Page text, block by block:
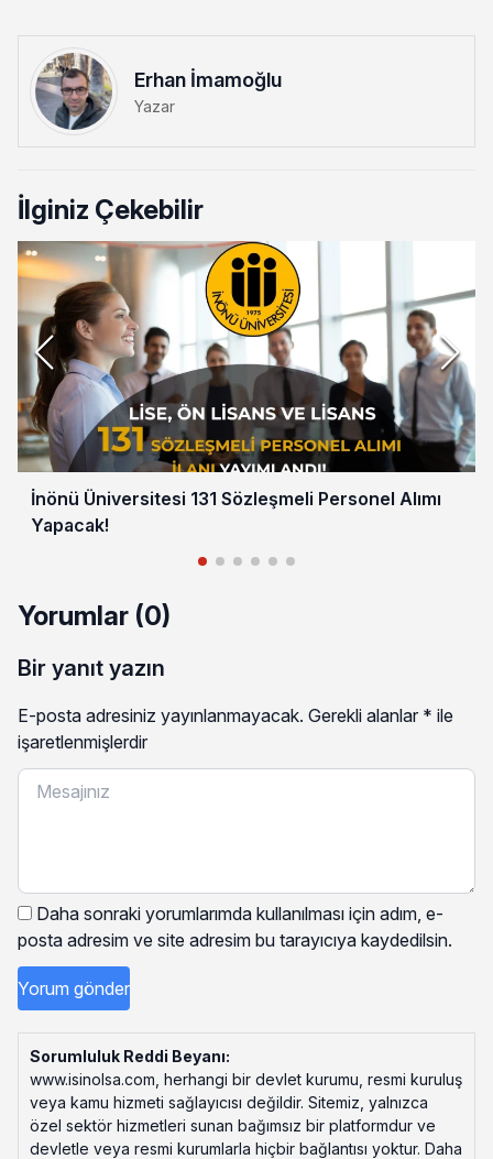
Erhan İmamoğlu
Yazar
İlginiz Çekebilir
İnönü Üniversitesi 131 Sözleşmeli Personel Alımı
Yapacak!
Yorumlar (0)
Bir yanıt yazın
E-posta adresiniz yayınlanmayacak. Gerekli alanlar * ile
işaretlenmişlerdir
Daha sonraki yorumlarımda kullanılması için adım, e-
posta adresim ve site adresim bu tarayıcıya kaydedilsin.
Sorumluluk Reddi Beyanı:
www.isinolsa.com, herhangi bir devlet kurumu, resmi kuruluş
veya kamu hizmeti sağlayıcısı değildir. Sitemiz, yalnızca
özel sektör hizmetleri sunan bağımsız bir platformdur ve
devletle veya resmi kurumlarla hiçbir bağlantısı yoktur. Daha